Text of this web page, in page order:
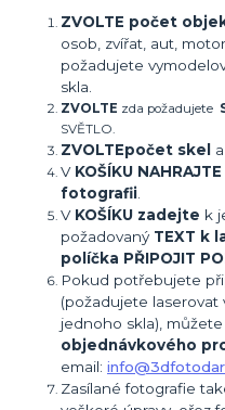
ZVOLTE počet
osob, zvířat, aut,
požadujete
skla.
ZVOLTE zda požadujete
SVĚTLO.
ZVOLTEpočet skel
V KOŠÍKU NAHRAJTE
fotografii
V KOŠÍKU zadejte k
požadovaný TEXT k
políčka PŘIPOJIT
Pokud potřebujete
(požadujete
jednoho skla),
objednávkového
email:
Zasílané fotografie